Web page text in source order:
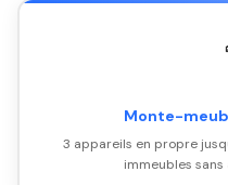
Monte-
3 appareils en propre
immeubles sans